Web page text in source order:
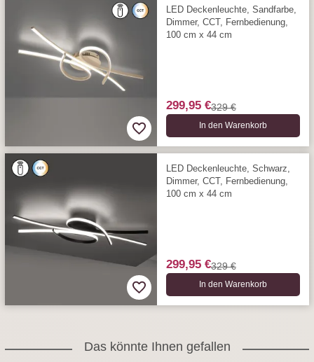
LED Deckenleuchte, Sandfarbe,
Dimmer, CCT, Fernbedienung,
100 cm x 44 cm
299,95 €329 €
In den Warenkorb
LED Deckenleuchte, Schwarz,
Dimmer, CCT, Fernbedienung,
100 cm x 44 cm
299,95 €329 €
In den Warenkorb
Das könnte Ihnen gefallen